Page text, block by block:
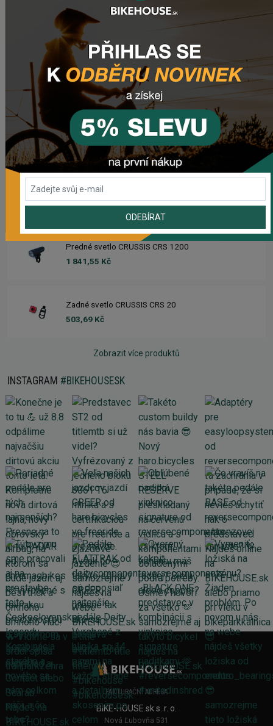
Rebuild kit pedálov CHROMAG SYNTH
981,59 Kč
Náhradný gumový diel pre košík CRUSSIS YBC-01
72,48 Kč
Prehadzovačka SHIMANO TOURNEY RD-TY200 GS 6/7
SPEED BEZ HÁKU
465,61 Kč
Prehadzovačka SHIMANO ALTUS RD-M310 7/8SP
563,89 Kč
Predné svetlo CRUSSIS CRS 1200
1 841,55 Kč
Zadné svetlo CRUSSIS CRS 20
503,69 Kč
Zobrazit více produktů
INSTAGRAM #BIKEHOUSESK
FAKTURAČNÍ ADRESA
BIKE-HOUSE.sk s. r. o.
Nová Ľubovňa 531
ODEBÍRAT